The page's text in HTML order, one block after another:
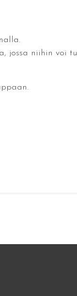
jossa niihin voi